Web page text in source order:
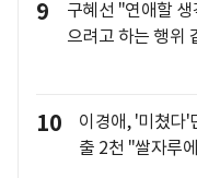
9
구혜선 "연애할
으려고 하는 행위
10
이경애, '미쳤다'
출 2천 "쌀자루